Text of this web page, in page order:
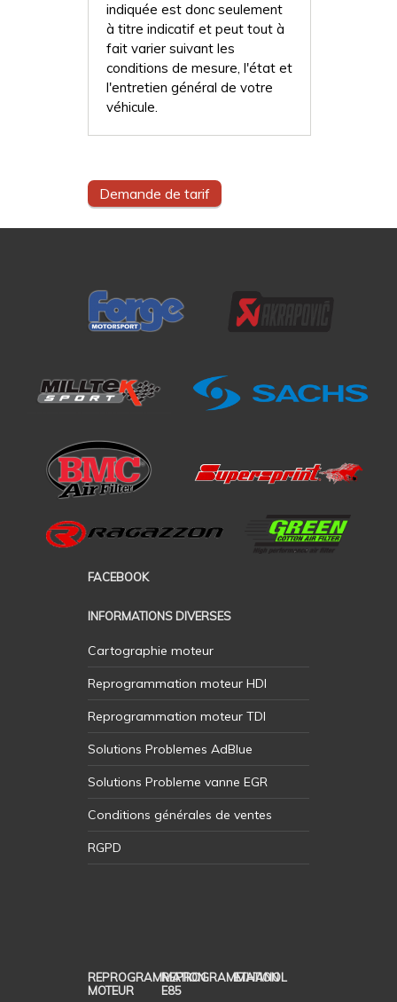
indiquée est donc seulement
à titre indicatif et peut tout à
fait varier suivant les
conditions de mesure, l'état et
l'entretien général de votre
véhicule.
Demande de tarif
FACEBOOK
INFORMATIONS DIVERSES
Cartographie moteur
Reprogrammation moteur HDI
Reprogrammation moteur TDI
Solutions Problemes AdBlue
Solutions Probleme vanne EGR
Conditions générales de ventes
RGPD
REPROGRAMMATION
MOTEUR
REPROGRAMMATION
E85
ETHANOL